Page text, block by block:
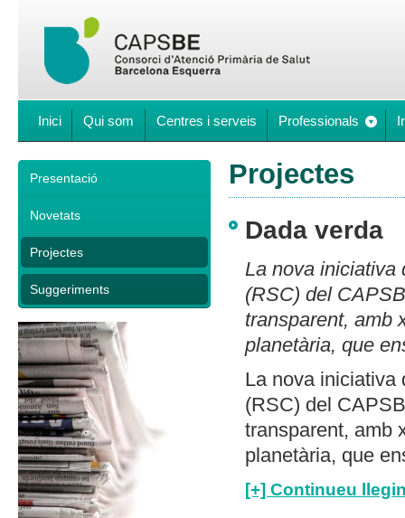
Inici Qui som Centres i serveis Professionals
Presentació
Novetats
Projectes
Suggeriments
Projectes
Dada verda
La nova iniciativa
(RSC) del
transparent, amb
planetària, que
La nova iniciativa
(RSC) del
transparent, amb
planetària, que
[+] Continueu